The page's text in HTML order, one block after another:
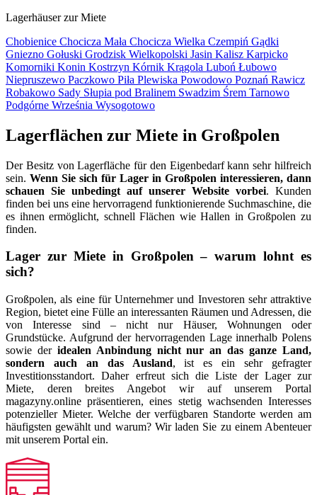
Lagerhäuser zur Miete
Chobienice Chocicza Mała Chocicza Wielka Czempiń Gądki
Gniezno Gołuski Grodzisk Wielkopolski Jasin Kalisz Karpicko
Komorniki Konin Kostrzyn Kórnik Krągola Luboń Łubowo
Niepruszewo Paczkowo Piła Plewiska Powodowo Poznań Rawicz
Robakowo Sady Słupia pod Bralinem Swadzim Śrem Tarnowo
Podgórne Września Wysogotowo
Lagerflächen zur Miete in Großpolen
Der Besitz von Lagerfläche für den Eigenbedarf kann sehr hilfreich
sein. Wenn Sie sich für Lager in Großpolen interessieren, dann
schauen Sie unbedingt auf unserer Website vorbei. Kunden
finden bei uns eine hervorragend funktionierende Suchmaschine, die
es ihnen ermöglicht, schnell Flächen wie Hallen in Großpolen zu
finden.
Lager zur Miete in Großpolen – warum lohnt es
sich?
Großpolen, als eine für Unternehmer und Investoren sehr attraktive
Region, bietet eine Fülle an interessanten Räumen und Adressen, die
von Interesse sind – nicht nur Häuser, Wohnungen oder
Grundstücke. Aufgrund der hervorragenden Lage innerhalb Polens
sowie der idealen Anbindung nicht nur an das ganze Land,
sondern auch an das Ausland, ist es ein sehr gefragter
Investitionsstandort. Daher erfreut sich die Liste der Lager zur
Miete, deren breites Angebot wir auf unserem Portal
magazyny.online präsentieren, eines stetig wachsenden Interesses
potenzieller Mieter. Welche der verfügbaren Standorte werden am
häufigsten gewählt und warum? Wir laden Sie zu einem Abenteuer
mit unserem Portal ein.